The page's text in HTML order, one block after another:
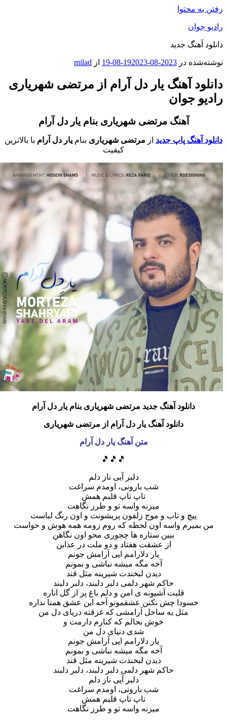
به محتوا
جوان
آهنگ جدید
در 2023-08-19
2023-08-19 ازmilad
آهنگ یار دل آرام از مرتضی شهریاری
جوان
آهنگ مرتضی شهریاری بنام یار دل آرام
دانلود آهنگ پاپ جدید ازمرتضی شهریاریبنامیار دل آرامبا بالاترین
کیفیت
دانلود آهنگ جدید مرتضی شهریاری بنام یار دل آرام
دانلود آهنگ یار دل آرام از مرتضی شهریاری
متن آهنگ یار دل آرام
🎵🎵🎵
دلبر آیی ناز دلم
شب بارونی، اومدم سراغت
تاپ تاپ قلبم همش
میزنه واسه تو و طرز نگاهت
پیچ و تاب و موج زلفون پریشونت و اون رنگ لباست
من بمیرم واسه اون لحظه که روم زومه همه هوش و حواست
ببین ستاره ها چجوری محو اون نگاهن
از عشقت هفتاد و دو ملت در عذابن
یار دلارامم ایی آرامش جونم
آخه مگه میشه نباشی و بمونم
دیدن لبخندت شیرینه مثل قند
حاکم شهر دلمی دلبر دلبند، دلبر دلبند
قلبت آشیونه ی امن و دلم باغ پر از گل اناره
حسودا چش نکنن عشقمونو آخه این عشق همتا نداره
مثل یه ساحل آرامشی که غرقته دریای دل من
خوش بحالم که کنارم دارمت و
شدی دنیای دل من
یار دلارامم ایی آرامش جونم
آخه مگه میشه نباشی و بمونم
دیدن لبخندت شیرینه مثل قند
حاکم شهر دلمی دلبر دلبند، دلبر دلبند
دلبر آیی ناز دلم
شب بارونی، اومدم سراغت
تاپ تاپ قلبم همش
میزنه واسه تو و طرز نگاهت